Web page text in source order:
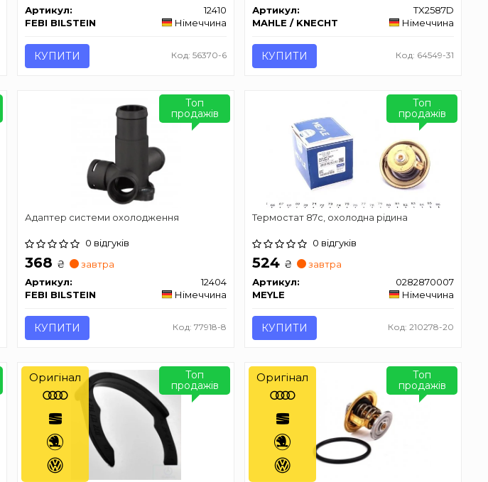
Артикул:
12410
FEBI BILSTEIN
Німеччина
КУПИТИ Код: 56370-6
Артикул:
TX2587D
MAHLE / KNECHT
Німеччина
КУПИТИ Код: 64549-31
Адаптер системи охолодження
0 відгуків
368 ₴
завтра
Артикул:
12404
FEBI BILSTEIN
Німеччина
КУПИТИ Код: 77918-8
Топ
продажів
Термостат 87с, охолодна рідина
0 відгуків
524 ₴
завтра
Артикул:
0282870007
MEYLE
Німеччина
КУПИТИ Код: 210278-20
Топ
продажів
Топ
продажів
Оригінал
Топ
продажів
Оригінал